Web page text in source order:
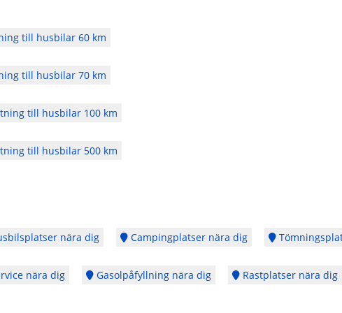
till husbilar 60 km
till husbilar 70 km
till husbilar 100 km
till husbilar 500 km
nära dig Campingplatser nära dig
nära dig Gasolpåfyllning nära dig Rastplatser nära dig